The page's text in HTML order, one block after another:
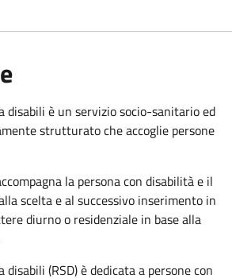
disabili è un servizio socio-sanitario ed
strutturato che accoglie persone
la persona con disabilità e il
scelta e al successivo inserimento in
diurno o residenziale in base alla
(RSD) è dedicata a persone con